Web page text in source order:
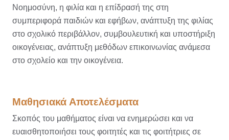
Νοημοσύνη, η φιλία και η επίδρασή της στη
συμπεριφορά παιδιών και εφήβων, ανάπτυξη της φιλίας
στο σχολικό περιβάλλον, συμβουλευτική και υποστήριξη
οικογένειας, ανάπτυξη μεθόδων επικοινωνίας ανάμεσα
στο σχολείο και την οικογένεια.
Μαθησιακά Αποτελέσματα
Σκοπός του μαθήματος είναι να ενημερώσει και να
ευαισθητοποιήσει τους φοιτητές και τις φοιτήτριες σε